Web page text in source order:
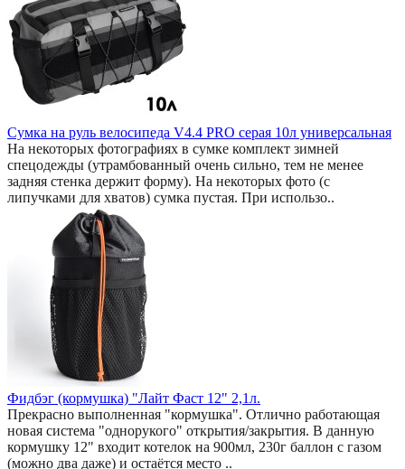
Сумка на руль велосипеда V4.4 PRO серая 10л универсальная
На некоторых фотографиях в сумке комплект зимней
спецодежды (утрамбованный очень сильно, тем не менее
задняя стенка держит форму). На некоторых фото (с
липучками для хватов) сумка пустая. При использо..
Фидбэг (кормушка) "Лайт Фаст 12" 2,1л.
Прекрасно выполненная "кормушка". Отлично работающая
новая система "однорукого" открытия/закрытия. В данную
кормушку 12" входит котелок на 900мл, 230г баллон с газом
(можно два даже) и остаётся место ..